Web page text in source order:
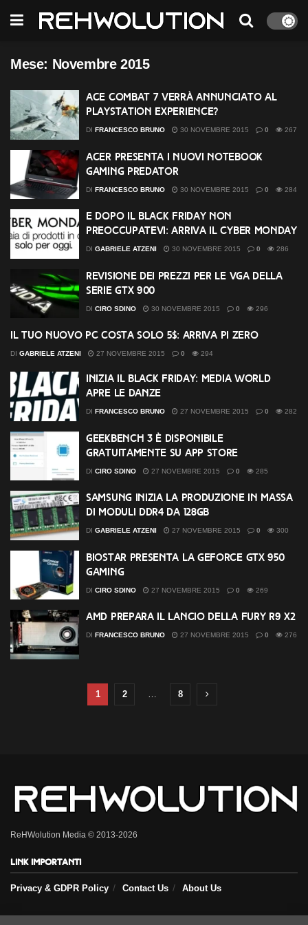
Mese: Novembre 2015
Ace Combat 7 verrà annunciato al
PlayStation Experience?
DI FRANCESCO BRUNO 30 NOVEMBRE 2015 0 267
Acer presenta i nuovi notebook
gaming Predator
DI FRANCESCO BRUNO 30 NOVEMBRE 2015 0 284
E dopo il Black Friday non
preoccupatevi: arriva il Cyber Monday
DI GABRIELE ATZENI 30 NOVEMBRE 2015 0 286
Revisione dei prezzi per le VGA della
serie GTX 900
DI CIRO SDINO 30 NOVEMBRE 2015 0 296
Il tuo nuovo PC costa solo 5$: Arriva Pi Zero
DI GABRIELE ATZENI 27 NOVEMBRE 2015 0 294
Inizia il Black Friday: Media World
apre le danze
DI FRANCESCO BRUNO 27 NOVEMBRE 2015 0 282
Geekbench 3 è disponibile
gratuitamente su App Store
DI CIRO SDINO 27 NOVEMBRE 2015 0 285
Samsung inizia la produzione in massa
di moduli DDR4 da 128GB
DI GABRIELE ATZENI 27 NOVEMBRE 2015 0 300
Biostar presenta la GeForce GTX 950
Gaming
DI CIRO SDINO 27 NOVEMBRE 2015 0 269
AMD prepara il lancio della Fury R9 X2
DI FRANCESCO BRUNO 27 NOVEMBRE 2015 0 276
1 2 8
ReHWolution Media © 2013-2026
Link importanti
Privacy & GDPR Policy Contact Us About Us